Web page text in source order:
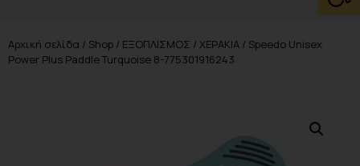
Αρχική σελίδα / Shop / ΕΞΟΠΛΙΣΜΟΣ / ΧΕΡΑΚΙΑ / Speedo Unisex
Power Plus Paddle Turquoise 8-775301916243